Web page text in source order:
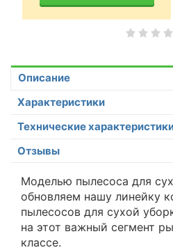
Описание
Характеристики
Технические
Отзывы
Моделью пылесоса для
обновляем нашу линейку
пылесосов для сухой
на этот важный сегмент
классе.